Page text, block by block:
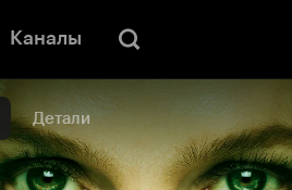
Каналы
Детали